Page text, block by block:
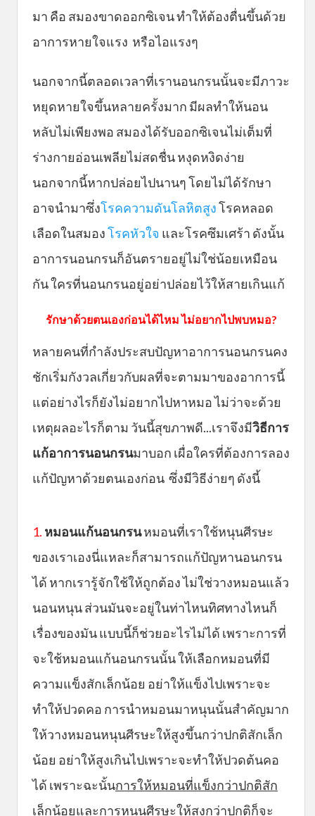
มา คือ สมองขาดออกซิเจน ทำให้ต้องตื่นขึ้นด้วย
อาการหายใจแรง หรือไอแรงๆ
นอกจากนี้ตลอดเวลาที่เรานอนกรนนั้นจะมีภาวะ
หยุดหายใจขึ้นหลายครั้งมาก มีผลทำให้นอน
หลับไม่เพียงพอ สมองได้รับออกซิเจนไม่เต็มที่
ร่างกายอ่อนเพลียไม่สดชื่น หงุดหงิดง่าย
นอกจากนี้หากปล่อยไปนานๆ โดยไม่ได้รักษา
อาจนำมาซึ่งโรคความดันโลหิตสูงโรคหลอด
เลือดในสมองโรคหัวใจ และโรคซึมเศร้า ดังนั้น
อาการนอนกรนก็อันตรายอยู่ไม่ใช่น้อยเหมือน
กัน ใครที่นอนกรนอยู่อย่าปล่อยไว้ให้สายเกินแก้
รักษาด้วยตนเองก่อนได้ไหม ไม่อยากไปพบหมอ?
หลายคนที่กำลังประสบปัญหาอาการนอนกรนคง
ชักเริ่มกังวลเกี่ยวกับผลที่จะตามมาของอาการนี้
แต่อย่างไรก็ยังไม่อยากไปหาหมอ ไม่ว่าจะด้วย
เหตุผลอะไรก็ตาม วันนี้สุขภาพดี...เราจึงมีวิธีการ
แก้อาการนอนกรนมาบอก เผื่อใครที่ต้องการลอง
แก้ปัญหาด้วยตนเองก่อน ซึ่งมีวิธีง่ายๆ ดังนี้
1. หมอนแก้นอนกรนหมอนที่เราใช้หนุนศีรษะ
ของเราเองนี่แหละก็สามารถแก้ปัญหานอนกรน
ได้ หากเรารู้จักใช้ให้ถูกต้อง ไม่ใช่วางหมอนแล้ว
นอนหนุน ส่วนมันจะอยู่ในท่าไหนทิศทางไหนก็
เรื่องของมัน แบบนี้ก็ช่วยอะไรไม่ได้ เพราะการที่
จะใช้หมอนแก้นอนกรนนั้น ให้เลือกหมอนที่มี
ความแข็งสักเล็กน้อย อย่าให้แข็งไปเพราะจะ
ทำให้ปวดคอ การนำหมอนมาหนุนนั้นสำคัญมาก
ให้วางหมอนหนุนศีรษะให้สูงขึ้นกว่าปกติสักเล็ก
น้อย อย่าให้สูงเกินไปเพราะจะทำให้ปวดต้นคอ
ได้ เพราะฉะนั้นการให้หมอนที่แข็งกว่าปกติสัก
เล็กน้อยและการหนุนศีรษะให้สูงกว่าปกติก็จะ